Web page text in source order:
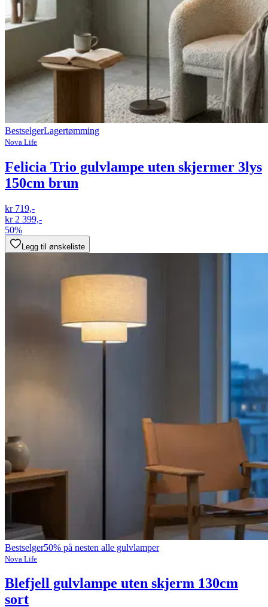
BestselgerLagertømming
Nova Life
Felicia Trio gulvlampe uten skjermer 3lys
150cm brun
kr 719,-
kr 2 399,-
50%
Legg til ønskeliste
Bestselger50% på nesten alle gulvlamper
Nova Life
Blefjell gulvlampe uten skjerm 130cm
sort